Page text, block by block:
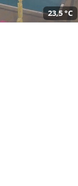
23,5 °C